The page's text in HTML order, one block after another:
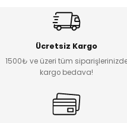
Ücretsiz Kargo
1500₺ ve üzeri tüm
kargo bedava!